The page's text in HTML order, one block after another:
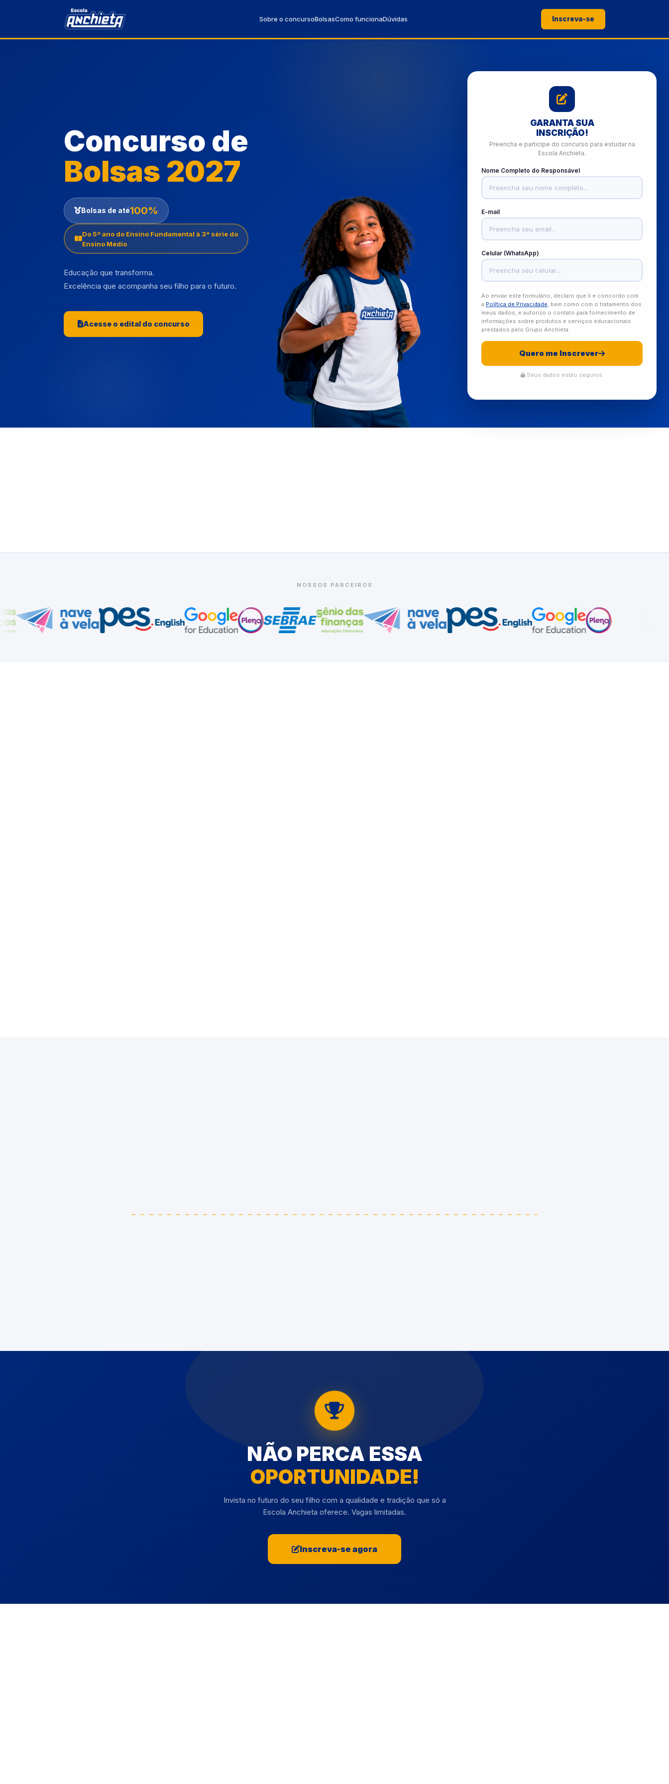
Sobre o concursoBolsasComo funcionaDúvidas Inscreva-se
Concurso de
Bolsas 2027
Bolsas de até100%
Do 5º ano do Ensino Fundamental à 3ª série do
Ensino Médio
Educação que transforma.
Excelência que acompanha seu filho para o futuro.
Acesse o edital do concurso
GARANTA SUA
INSCRIÇÃO!
Preencha e participe do concurso para estudar na
Escola Anchieta.
Nome Completo do Responsável
E-mail
Celular (WhatsApp)
Ao enviar este formulário, declaro que li e concordo com
a Política de Privacidade, bem como com o tratamento dos
meus dados, e autorizo o contato para fornecimento de
informações sobre produtos e serviços educacionais
prestados pelo Grupo Anchieta.
Quero me Inscrever
Seus dados estão seguros.
NOSSOS PARCEIROS
NÃO PERCA ESSA
OPORTUNIDADE!
Invista no futuro do seu filho com a qualidade e tradição que só a
Escola Anchieta oferece. Vagas limitadas.
Inscreva-se agora